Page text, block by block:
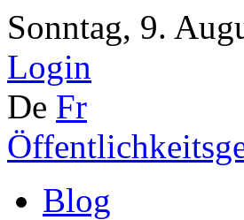
Sonntag, 9.
Login
De Fr
Blog